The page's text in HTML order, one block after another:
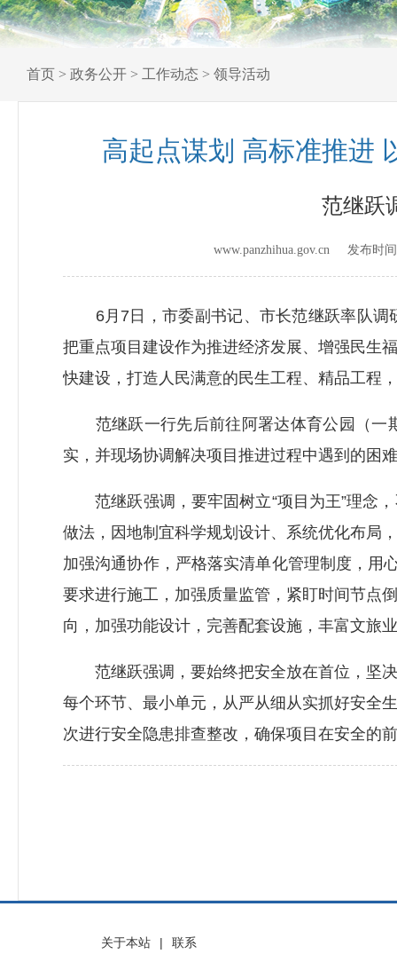
首页 > 政务公开 > 工作动态 > 领导活动
高起点谋划 高标准推进
范继跃
www.panzhihua.gov.cn 发布时
6月7日，市委副书记、市长范继跃率队调
把重点项目建设作为推进经济发展、增强民生
快建设，打造人民满意的民生工程、精品工程
范继跃一行先后前往阿署达体育公园（一
实，并现场协调解决项目推进过程中遇到的困
范继跃强调，要牢固树立“项目为王”理念，
做法，因地制宜科学规划设计、系统优化布局
加强沟通协作，严格落实清单化管理制度，用
要求进行施工，加强质量监管，紧盯时间节点
向，加强功能设计，完善配套设施，丰富文旅
范继跃强调，要始终把安全放在首位，坚决
每个环节、最小单元，从严从细从实抓好安全
次进行安全隐患排查整改，确保项目在安全的
关于本站 |
联系